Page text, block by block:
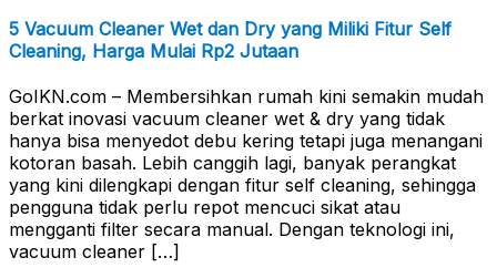
5 Vacuum Cleaner Wet dan Dry yang Miliki Fitur Self
Cleaning, Harga Mulai Rp2 Jutaan
GoIKN.com – Membersihkan rumah kini semakin mudah
berkat inovasi vacuum cleaner wet & dry yang tidak
hanya bisa menyedot debu kering tetapi juga menangani
kotoran basah. Lebih canggih lagi, banyak perangkat
yang kini dilengkapi dengan fitur self cleaning, sehingga
pengguna tidak perlu repot mencuci sikat atau
mengganti filter secara manual. Dengan teknologi ini,
vacuum cleaner […]